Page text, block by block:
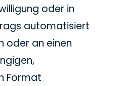
oder in
automatisiert
oder an einen
Format